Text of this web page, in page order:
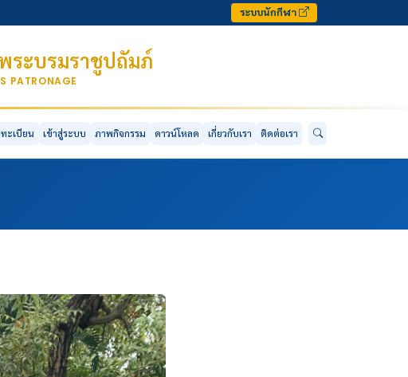
ระบบนักกีฬา
ระบรมราชูปถัมภ์
PATRONAGE
ะเบียน เข้าสู่ระบบ ภาพกิจกรรม ดาวน์โหลด เกี่ยวกับเรา ติดต่อเรา